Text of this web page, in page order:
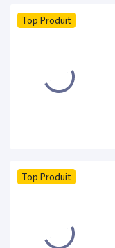
Top Produit
Top Produit